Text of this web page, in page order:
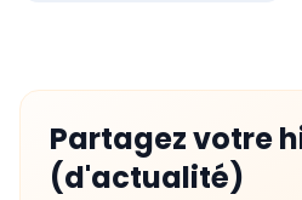
Partagez votre
(d'actualité)